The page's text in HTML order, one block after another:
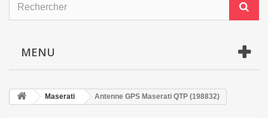
MENU
Maserati Antenne GPS Maserati QTP (198832)